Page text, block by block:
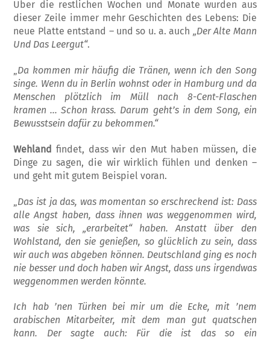
Über die restlichen Wochen und Monate wurden aus
dieser Zeile immer mehr Ge­schichten des Lebens: Die
neue Platte ent­stand – und so u. a. auch „Der Alte Mann
Und Das Leergut“.
„Da kommen mir häufig die Tränen, wenn ich den Song
singe. Wenn du in Berlin woh­nst oder in Hamburg und da
Menschen plötzlich im Müll nach 8-Cent-Flaschen
kramen … Schon krass. Darum geht’s in dem Song, ein
Bewusstsein dafür zu bekom­men.“
Wehland findet, dass wir den Mut haben müssen, die
Dinge zu sagen, die wir wirk­lich fühlen und denken –
und geht mit gutem Beispiel voran.
Das ist ja das, was momentan so erschreck­end ist: Dass
alle Angst haben, dass ihnen was weggenommen wird,
was sie sich, „erar­beitet“ haben. Anstatt über den
Wohlstand, den sie genießen, so glücklich zu sein, dass
wir auch was abgeben können. Deutschland ging es noch
nie besser und doch haben wir Angst, dass uns irgendwas
weggenommen werden könnte.
Ich hab ’nen Türken bei mir um die Ecke, mit ’nem
arabischen Mitarbeiter, mit dem man gut quatschen
kann. Der sagte auch: Für die ist das so ein